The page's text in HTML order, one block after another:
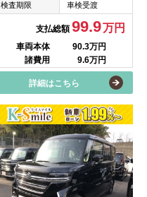
検査期限 車検受渡
支払総額99.9万円
車両本体
90.3万円
諸費用
9.6万円
詳細はこちら